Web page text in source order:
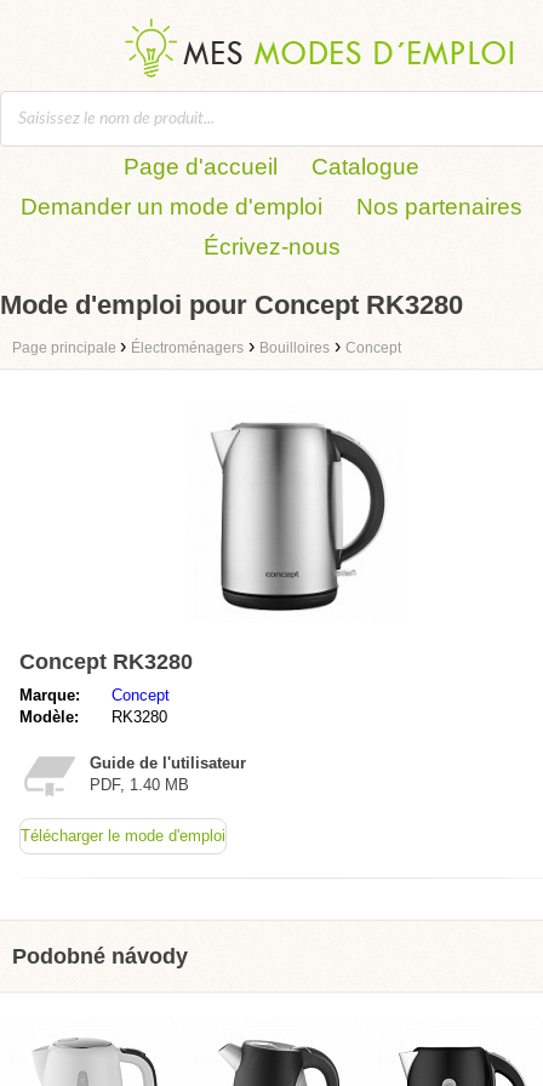
Page d'accueil
Catalogue
Demander un mode d'emploi
Nos partenaires
Écrivez-nous
Mode d'emploi pour Concept RK3280
Page principale › Électroménagers › Bouilloires › Concept
Concept RK3280
Marque:
Concept
Modèle:
RK3280
Guide de l'utilisateur
PDF, 1.40 MB
Télécharger le mode d'emploi
Podobné návody